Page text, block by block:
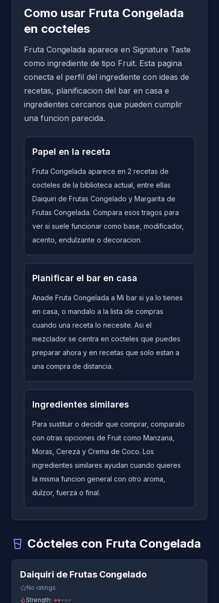
Como usar Fruta Congelada
en cocteles
Fruta Congelada aparece en Signature Taste
como ingrediente de tipo Fruit. Esta pagina
conecta el perfil del ingrediente con ideas de
recetas, planificacion del bar en casa e
ingredientes cercanos que pueden cumplir
una funcion parecida.
Papel en la receta
Fruta Congelada aparece en 2 recetas de
cocteles de la biblioteca actual, entre ellas
Daiquiri de Frutas Congelado y Margarita de
Frutas Congelada. Compara esos tragos para
ver si suele funcionar como base, modificador,
acento, endulzante o decoracion.
Planificar el bar en casa
Anade Fruta Congelada a Mi bar si ya lo tienes
en casa, o mandalo a la lista de compras
cuando una receta lo necesite. Asi el
mezclador se centra en cocteles que puedes
preparar ahora y en recetas que solo estan a
una compra de distancia.
Ingredientes similares
Para sustituir o decidir que comprar, comparalo
con otras opciones de Fruit como Manzana,
Moras, Cereza y Crema de Coco. Los
ingredientes similares ayudan cuando quieres
la misma funcion general con otro aroma,
dulzor, fuerza o final.
Cócteles con Fruta Congelada
Daiquiri de Frutas Congelado
Un cóctel que usa
Margarita de Frutas Congelada-Un cóctel que usa
Quick View
Daiquiri de Frutas Congelado
No ratings
Strength: ●●●●●